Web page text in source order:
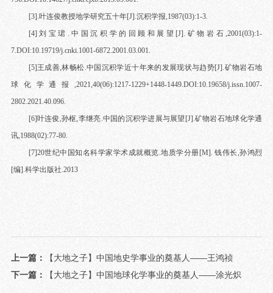
[3].叶连俊教授地学研究五十年[J].沉积学报,1987(03):1-3.
[4] 刘宝珺 . 中国沉积学的回顾和展望[J]. 矿物岩石,2001(03):1-
7.DOI:10.19719/j.cnki.1001-6872.2001.03.001.
[5]王成善,林畅松.中国沉积学近十年来的发展现状与趋势[J].矿物岩石地
球化学通报,2021,40(06):1217-1229+1448-1449.DOI:10.19658/j.issn.1007-
2802.2021.40.096.
[6]叶连俊,孙枢,李继亮.中国的沉积学进展与展望[J].矿物岩石地球化学通
讯,1988(02):77-80.
[7]20世纪中国知名科学家学术成就概览.地质学分册[M].钱伟长,孙鸿烈
[编].科学出版社.2013
上一篇：
【大地之子】中国地史学事业的奠基人——王鸿祯
下一篇：
【大地之子】中国地球化学事业的奠基人——涂光炽